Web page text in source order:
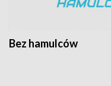
Bez hamulców